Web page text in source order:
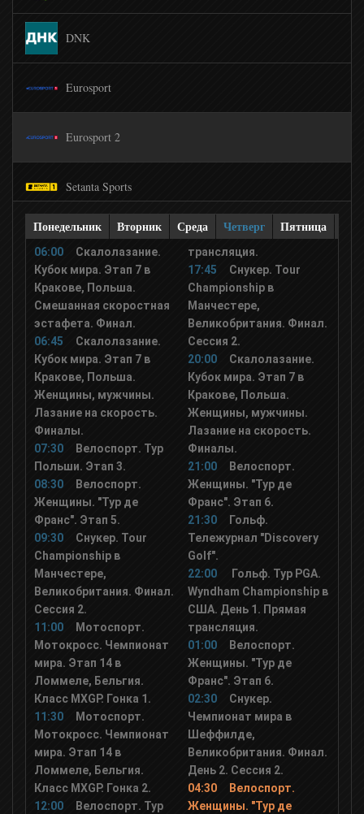
DNK
Eurosport
Eurosport 2
Setanta Sports
Сетанта Спорт Плюс
Боец ТВ
Бокс тв
КХЛ ТВ
Беларусь 5
Матч! Премьер
Спорт 1 UA
Спорт 2 UA
Мир Баскетбола
UDAR
XSport
Понедельник Вторник Среда Четверг Пятница
06:00
Скалолазание.
Кубок мира. Этап 7 в
Кракове, Польша.
Смешанная скоростная
эстафета. Финал.
06:45
Скалолазание.
Кубок мира. Этап 7 в
Кракове, Польша.
Женщины, мужчины.
Лазание на скорость.
Финалы.
07:30
Велоспорт. Тур
Польши. Этап 3.
08:30
Велоспорт.
Женщины. "Тур де
Франс". Этап 5.
09:30
Снукер. Tour
Championship в
Манчестере,
Великобритания. Финал.
Сессия 2.
11:00
Мотоспорт.
Мотокросс. Чемпионат
мира. Этап 14 в
Ломмеле, Бельгия.
Класс MXGP. Гонка 1.
11:30
Мотоспорт.
Мотокросс. Чемпионат
мира. Этап 14 в
Ломмеле, Бельгия.
Класс MXGP. Гонка 2.
12:00
Велоспорт. Тур
трансляция.
17:45
Снукер. Tour
Championship в
Манчестере,
Великобритания. Финал.
Сессия 2.
20:00
Скалолазание.
Кубок мира. Этап 7 в
Кракове, Польша.
Женщины, мужчины.
Лазание на скорость.
Финалы.
21:00
Велоспорт.
Женщины. "Тур де
Франс". Этап 6.
21:30
Гольф.
Тележурнал "Discovery
Golf".
22:00
Гольф. Тур PGA.
Wyndham Championship в
США. День 1. Прямая
трансляция.
01:00
Велоспорт.
Женщины. "Тур де
Франс". Этап 6.
02:30
Снукер.
Чемпионат мира в
Шеффилде,
Великобритания. Финал.
День 2. Сессия 2.
04:30
Велоспорт.
Женщины. "Тур де